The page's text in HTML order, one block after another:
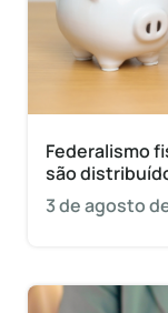
Federalismo
são
3 de agosto